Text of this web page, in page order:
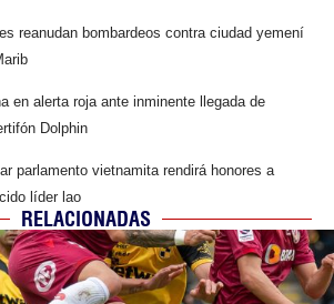
reanudan bombardeos contra ciudad yemení
en alerta roja ante inminente llegada de
Dolphin
parlamento vietnamita rendirá honores a
líder lao
RELACIONADAS